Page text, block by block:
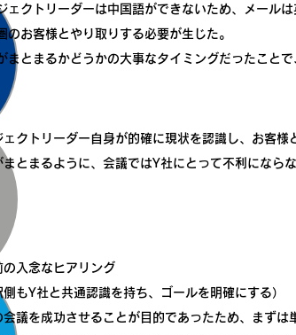
ェクトリーダーは中国語ができないため、メール
のお客様とやり取りする必要が生じた。
まとまるかどうかの大事なタイミングだったこと
ェクトリーダー自身が的確に現状を認識し、お客様
まとまるように、会議ではY社にとって不利になら
の入念なヒアリング
側もY社と共通認識を持ち、ゴールを明確にする）
会議を成功させることが目的であったため、まずは